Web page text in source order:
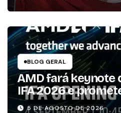
BLOG GERAL
AMD fará keynote
IFA 2026 e
para os
5 DE AGOSTO DE 2026